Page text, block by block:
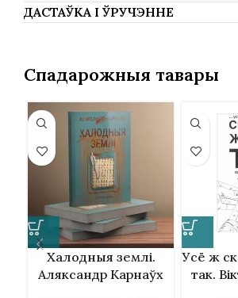
ДАСТАЎКА І ЎРУЧЭННЕ
Спадарожныя тавары
Халодныя землі.
Аляксандр Карнаўх
Усё ж
так.